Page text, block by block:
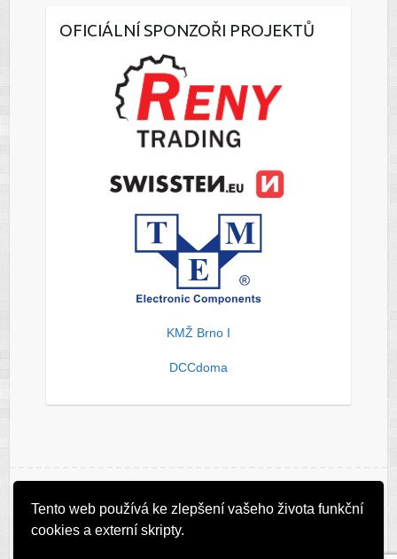
Tento web používá ke zlepšení vašeho života funkční
cookies a externí skripty.
OFICIÁLNÍ SPONZOŘI PROJEKTŮ
KMŽ Brno I
DCCdoma
Copyright © 2026ZAVAVOV. Theme byColorlibPowered by
WordPress